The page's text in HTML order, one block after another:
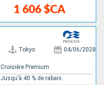
1 606 $CA
Tokyo 04/06/2028
Croisière Premium
Jusqu’à 40 % de rabais